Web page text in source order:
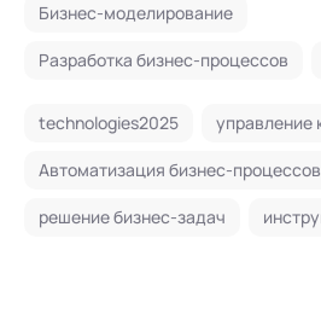
Бизнес-моделирование
Разработка бизнес-процессов
technologies2025 управление
Автоматизация бизнес-процессов
решение бизнес-задач